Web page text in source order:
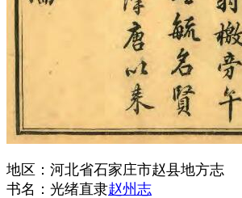
地区：河北省石家庄市赵县地方志
书名：光绪直隶赵州志